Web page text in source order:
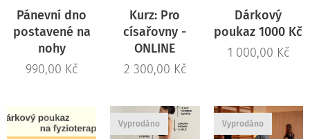
Pánevní dno
postavené na
nohy
990,00 Kč
Kurz: Pro
císařovny -
ONLINE
2 300,00 Kč
Dárkový
poukaz 1000 Kč
1 000,00 Kč
Vyprodáno Vyprodáno